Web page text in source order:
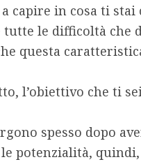
capire in cosa ti stai
le difficoltà che
questa
l’obiettivo che ti
spesso dopo
potenzialità, quindi,